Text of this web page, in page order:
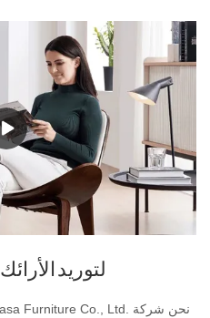
نبذة عن شركة KABASA لتوريد الأرائك